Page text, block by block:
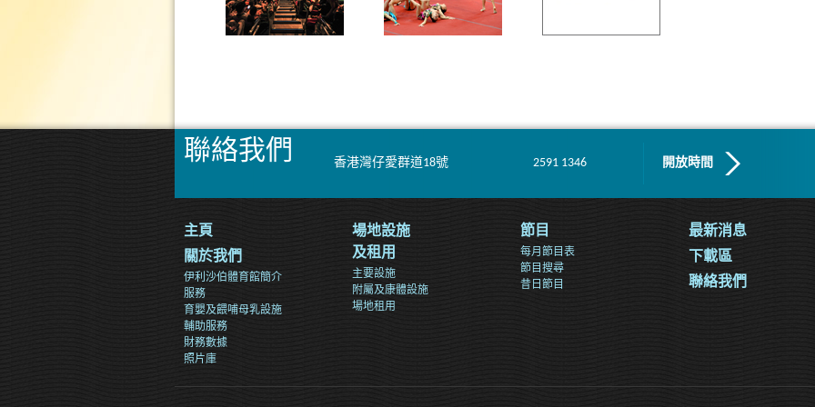
聯絡我們 香港灣仔愛群道18號 2591 1346 開放時間
主頁
關於我們
伊利沙伯體育館簡介
服務
育嬰及餵哺母乳設施
輔助服務
財務數據
照片庫
場地設施
及租用
主要設施
附屬及康體設施
場地租用
節目
每月節目表
節目搜尋
昔日節目
最新消息
下載區
聯絡我們